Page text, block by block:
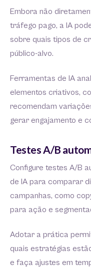
Embora não
tráfego pago, a IA
sobre quais tipos de
público-alvo.
Ferramentas de IA
elementos criativos,
recomendam
gerar engajamento e
Testes A/B
Configure testes A/B
de IA para comparar
campanhas, como
para ação e
Adotar a prática
quais estratégias
e faça ajustes em